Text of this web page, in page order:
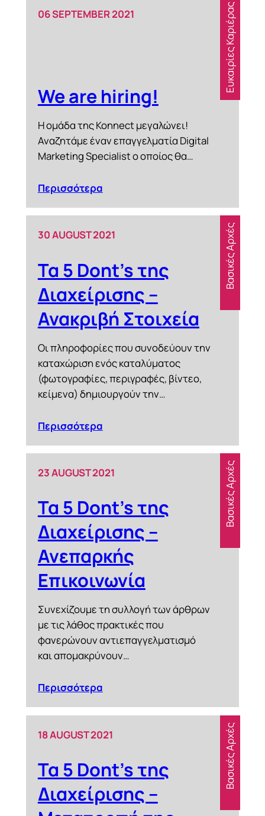
06 SEPTEMBER 2021
We are hiring!
Η ομάδα της Konnect μεγαλώνει!
Αναζητάμε έναν επαγγελματία Digital
Marketing Specialist ο οποίος θα…
Περισσότερα
Ευκαιρίες Καριέρας
30 AUGUST 2021
Τα 5 Dont’s της
Διαχείρισης –
Ανακριβή Στοιχεία
Οι πληροφορίες που συνοδεύουν την
καταχώριση ενός καταλύματος
(φωτογραφίες, περιγραφές, βίντεο,
κείμενα) δημιουργούν την…
Περισσότερα
Βασικές Αρχές
23 AUGUST 2021
Τα 5 Dont’s της
Διαχείρισης –
Ανεπαρκής
Επικοινωνία
Συνεχίζουμε τη συλλογή των άρθρων
με τις λάθος πρακτικές που
φανερώνουν αντιεπαγγελματισμό
και απομακρύνουν…
Περισσότερα
Βασικές Αρχές
18 AUGUST 2021
Τα 5 Dont’s της
Διαχείρισης –
Βασικές Αρχές